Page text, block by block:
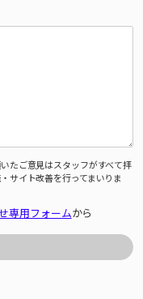
たご意見はスタッフがすべて拝
サイト改善を行ってまいりま
専用フォームから